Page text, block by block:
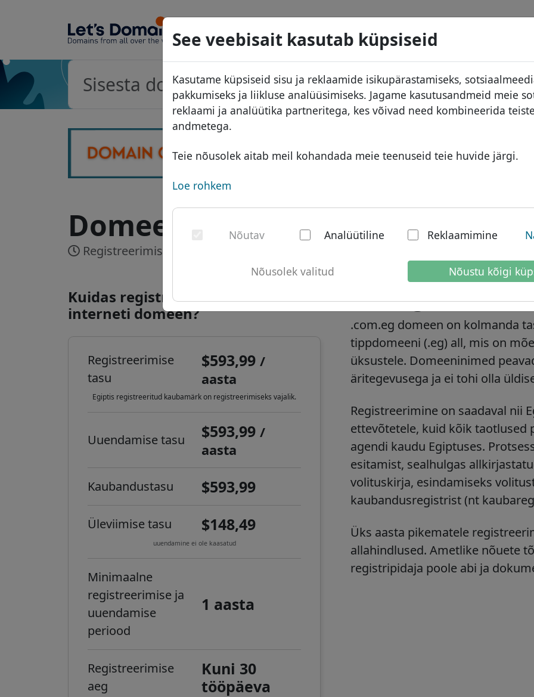
See veebisait kasutab küpsiseid
Kasutame küpsiseid sisu ja reklaamide isikupärastamiseks,
pakkumiseks ja liikluse analüüsimiseks. Jagame kasutusandmeid meie
reklaami ja analüütika partneritega, kes võivad need kombineerida
andmetega.
Teie nõusolek aitab meil kohandada meie teenuseid teie huvide järgi.
Loe rohkem
Nõutav Analüütiline Reklaamimine
Nõusolek valitud Nõustu kõigi
Domeenid
Domeeni andmebaas
Aafrika domeenid
Aasia domeenid
Euroopa domeenid
Põhja-Ameerika domeenid
Hinnakiri
Soodustused
Üleandmine
Otsi
Teenused
ID Protect
DNS majutus
WHOIS
Domeeni KKK
.com.eg Otsi
Domeen .com.eg - riiklik
Registreerimise aeg:
Kuidas registreerida .com.eg
interneti domeen?
Registreerimise
tasu
$593,99/
aasta
Egiptis registreeritud kaubamärk on registreerimiseks vajalik.
Uuendamise tasu $593,99/
aasta
Kaubandustasu $593,99
Üleviimise tasu $148,49
uuendamine ei ole kaasatud
Minimaalne
registreerimise ja
uuendamise
periood
1 aasta
Registreerimise
aeg
Kuni 30
tööpäeva
.com.eg domeeni
.com.eg domeen on kolmanda
tippdomeeni (.eg) all, mis on
üksustele. Domeeninimed
äritegevusega ja ei tohi olla
Registreerimine on saadaval nii
ettevõtetele, kuid kõik taotlused
agendi kaudu Egiptuses.
esitamist, sealhulgas
volituskirja, esindamiseks
kaubandusregistrist (nt
Üks aasta pikematele
allahindlused. Ametlike nõuete
registripidaja poole abi ja